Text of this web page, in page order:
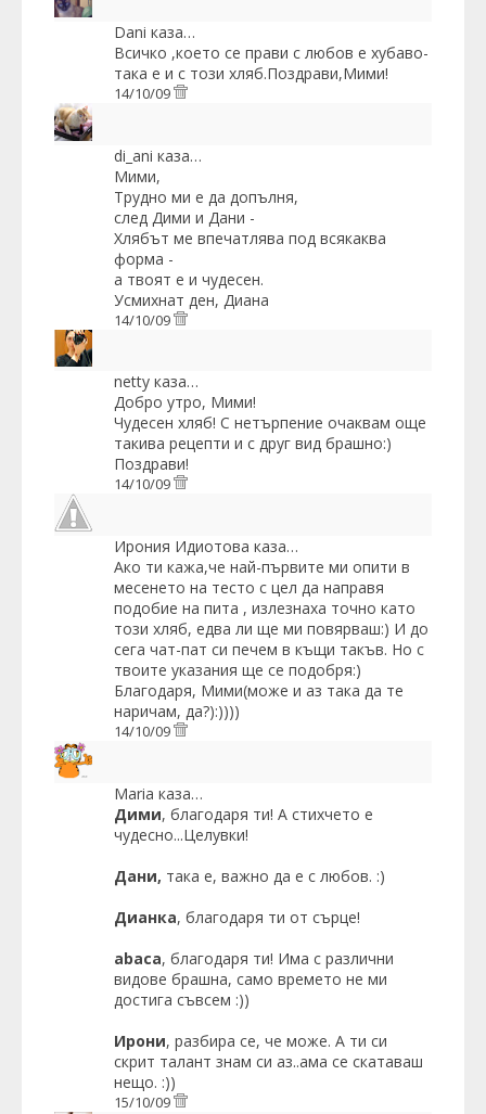
Dani каза…
Всичко ,което се прави с любов е хубаво-
така е и с този хляб.Поздрави,Мими!
14/10/09
di_ani каза…
Мими,
Трудно ми е да допълня,
след Дими и Дани -
Хлябът ме впечатлява под всякаква
форма -
а твоят е и чудесен.
Усмихнат ден, Диана
14/10/09
netty каза…
Добро утро, Мими!
Чудесен хляб! С нетърпение очаквам още
такива рецепти и с друг вид брашно:)
Поздрави!
14/10/09
Ирония Идиотова каза…
Ако ти кажа,че най-първите ми опити в
месенето на тесто с цел да направя
подобие на пита , излезнаха точно като
този хляб, едва ли ще ми повярваш:) И до
сега чат-пат си печем в къщи такъв. Но с
твоите указания ще се подобря:)
Благодаря, Мими(може и аз така да те
наричам, да?):))))
14/10/09
Maria каза…
Дими, благодаря ти! А стихчето е
чудесно...Целувки!
Дани, така е, важно да е с любов. :)
Дианка, благодаря ти от сърце!
abaca, благодаря ти! Има с различни
видове брашна, само времето не ми
достига съвсем :))
Ирони, разбира се, че може. А ти си
скрит талант знам си аз..ама се скатаваш
нещо. :))
15/10/09